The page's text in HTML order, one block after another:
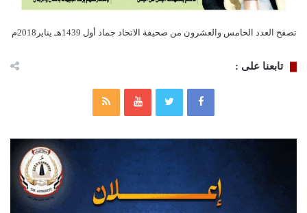
تصفح العدد الخامس والعشرون من صحيفة الاتحاد جماد أول 1439هـ يناير2018م
تابعنا على :